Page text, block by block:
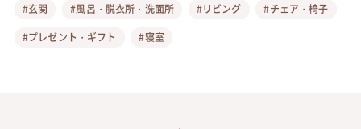
#玄関
#風呂・脱衣所・洗面所 #リビング
#チェア・椅子
#プレゼント・ギフト
#寝室